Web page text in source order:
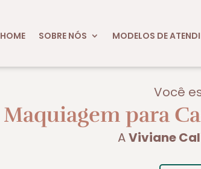
HOME SOBRE NÓS MODELOS DE
Você
Maquiagem para
AViviane